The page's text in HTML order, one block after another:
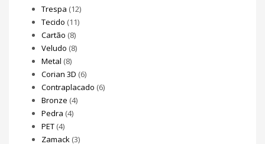
Trespa (12)
Tecido (11)
Cartão (8)
Veludo (8)
Metal (8)
Corian 3D (6)
Contraplacado (6)
Bronze (4)
Pedra (4)
PET (4)
Zamack (3)